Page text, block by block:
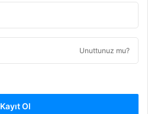
Unuttunuz mu?
Kayıt Ol